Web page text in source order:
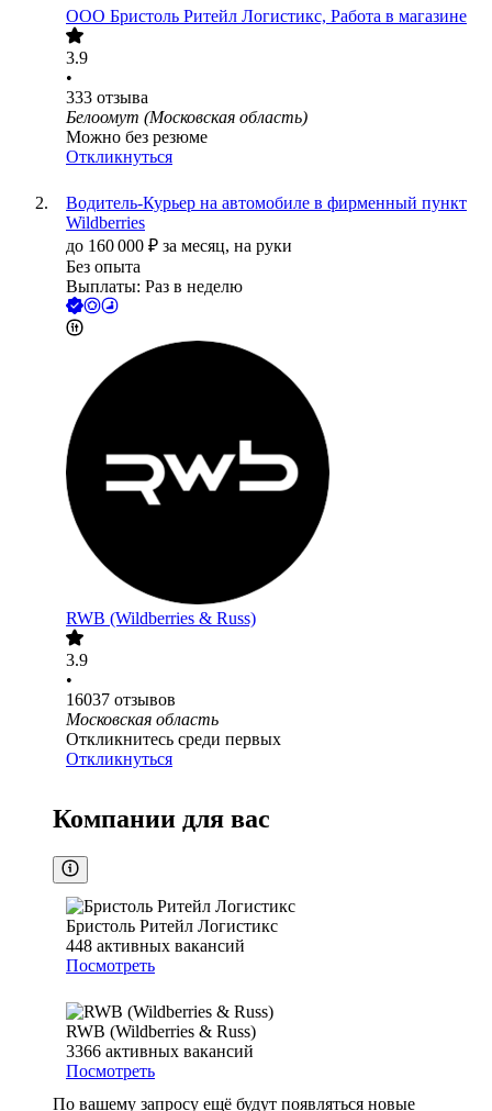
ООО Бристоль Ритейл Логистикс, Работа в магазине
3.9
•
333 отзыва
Белоомут (Московская область)
Можно без резюме
Откликнуться
Водитель-Курьер на автомобиле в фирменный пункт
Wildberries
до 160 000 ₽ за месяц, на руки
Без опыта
Выплаты: Раз в неделю
RWB (Wildberries & Russ)
3.9
•
16037 отзывов
Московская область
Откликнитесь среди первых
Откликнуться
Компании для вас
Бристоль Ритейл Логистикс
448 активных вакансий
Посмотреть
RWB (Wildberries & Russ)
3366 активных вакансий
Посмотреть
По вашему запросу ещё будут появляться новые